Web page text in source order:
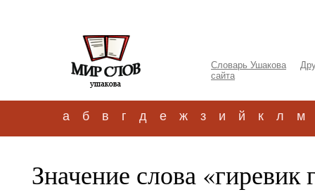
Словарь Ушакова
сайта
а б в г д е ж з и й к л м
Значение слова «гиревик